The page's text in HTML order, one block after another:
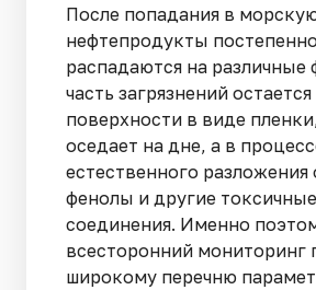
После попадания в
нефтепродукты
распадаются на различные
часть загрязнений
поверхности в виде
оседает на дне, а в
естественного разложения
фенолы и другие токсичные
соединения. Именно
всесторонний мониторинг
широкому перечню